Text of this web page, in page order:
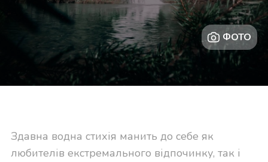
ФОТО
Здавна водна стихія манить до себе як
любителів екстремального відпочинку, так і